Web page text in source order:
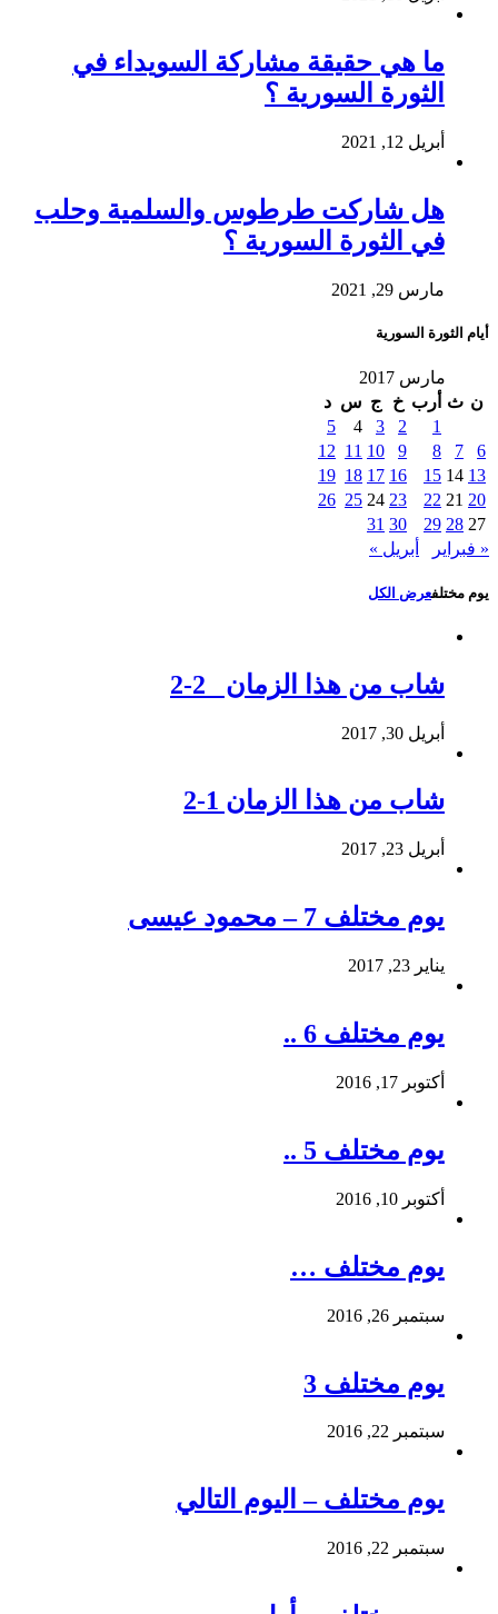
ما هي حقيقة مشاركة السويداء في
الثورة السورية ؟
أبريل 12, 2021
هل شاركت طرطوس والسلمية وحلب
في الثورة السورية ؟
مارس 29, 2021
أيام الثورة السورية
مارس 2017
ن ث أرب خ ج س د
1
2
3
4
5
6
7
8
9
10
11
12
13
14
15
16
17
18
19
20
21
22
23
24
25
26
27
28
29
30
31
« فبراير
أبريل »
يوم مختلفعرض الكل
شاب من هذا الزمان 2-2
أبريل 30, 2017
شاب من هذا الزمان 1-2
أبريل 23, 2017
يوم مختلف 7 – محمود عيسى
يناير 23, 2017
يوم مختلف 6 ..
أكتوبر 17, 2016
يوم مختلف 5 ..
أكتوبر 10, 2016
يوم مختلف …
سبتمبر 26, 2016
يوم مختلف 3
سبتمبر 22, 2016
يوم مختلف – اليوم التالي
سبتمبر 22, 2016